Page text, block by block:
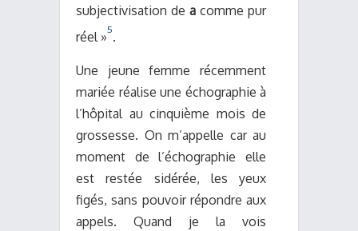
subjectivisation de a comme pur
réel »5.
Une jeune femme récemment
mariée réalise une échographie à
l’hôpital au cinquième mois de
grossesse. On m’appelle car au
moment de l’échographie elle
est restée sidérée, les yeux
figés, sans pouvoir répondre aux
appels. Quand je la vois